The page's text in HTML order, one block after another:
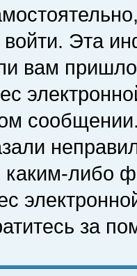
войти. Эта
вам
каким-либо
за